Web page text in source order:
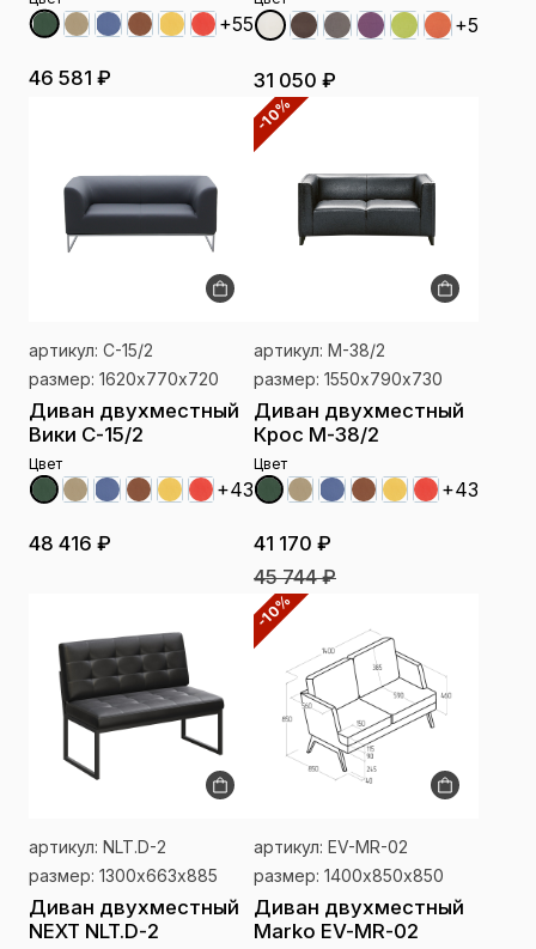
+55
46 581 ₽
+5
31 050 ₽
артикул: С-15/2
размер: 1620х770х720
Диван двухместный
Вики С-15/2
Цвет
+43
48 416 ₽
-10%
артикул: М-38/2
размер: 1550х790х730
Диван двухместный
Крос М-38/2
Цвет
+43
41 170 ₽
45 744 ₽
артикул: NLT.D-2
размер: 1300х663х885
Диван двухместный
NEXT NLT.D-2
-10%
артикул: EV-MR-02
размер: 1400х850х850
Диван двухместный
Marko EV-MR-02